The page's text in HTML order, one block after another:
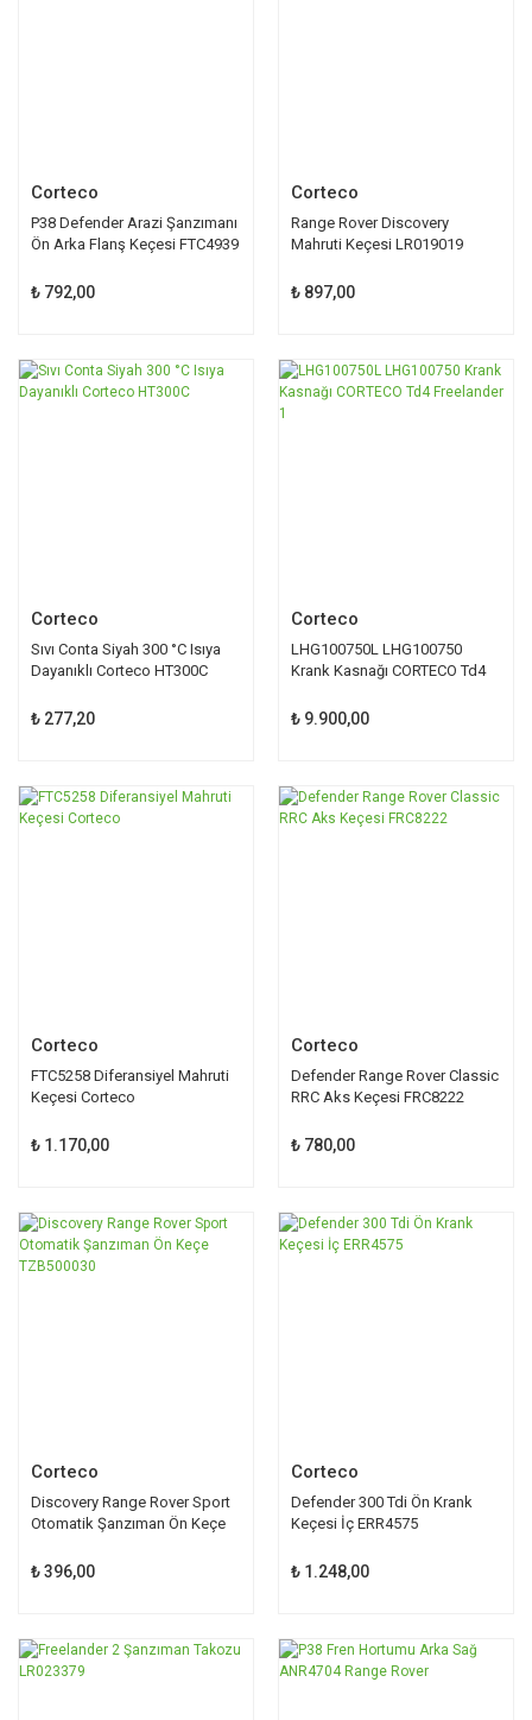
Corteco
P38 Defender Arazi Şanzımanı
Ön Arka Flanş Keçesi FTC4939
₺ 792,00
Corteco
Range Rover Discovery
Mahruti Keçesi LR019019
₺ 897,00
Corteco
Sıvı Conta Siyah 300 °C Isıya
Dayanıklı Corteco HT300C
₺ 277,20
Corteco
LHG100750L LHG100750
Krank Kasnağı CORTECO Td4
₺ 9.900,00
Corteco
FTC5258 Diferansiyel Mahruti
Keçesi Corteco
₺ 1.170,00
Corteco
Defender Range Rover Classic
RRC Aks Keçesi FRC8222
₺ 780,00
Corteco
Discovery Range Rover Sport
Otomatik Şanzıman Ön Keçe
₺ 396,00
Corteco
Defender 300 Tdi Ön Krank
Keçesi İç ERR4575
₺ 1.248,00